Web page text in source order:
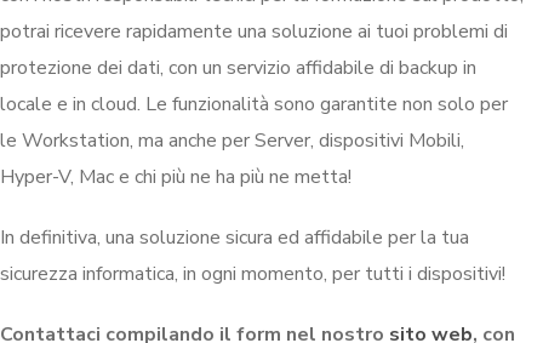
potrai ricevere rapidamente una soluzione ai tuoi problemi di
protezione dei dati, con un servizio affidabile di backup in
locale e in cloud. Le funzionalità sono garantite non solo per
le Workstation, ma anche per Server, dispositivi Mobili,
Hyper-V, Mac e chi più ne ha più ne metta!
In definitiva, una soluzione sicura ed affidabile per la tua
sicurezza informatica, in ogni momento, per tutti i dispositivi!
Contattaci compilando il form nel nostro sito web, con